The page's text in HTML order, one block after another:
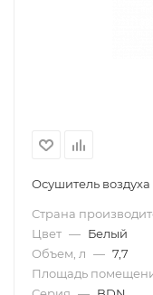
Осушитель
Страна
Цвет — Белый
Объем, л — 7,7
Площадь